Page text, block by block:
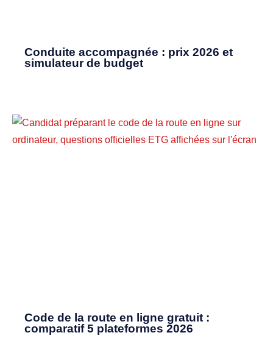
Conduite accompagnée : prix 2026 et
simulateur de budget
Code de la route en ligne gratuit :
comparatif 5 plateformes 2026